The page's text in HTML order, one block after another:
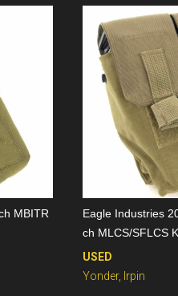
MBITR
Eagle Industries
ch MLCS/SFLCS
USED
Yonder, Irpin